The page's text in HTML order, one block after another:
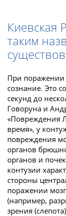
Киевская
таким
При
сознание. Это
секунд до
Говоруна и
«Повреждения
время», у
повреждения
органов
органов и
контузии
стороны
поражении
(например,
зрения